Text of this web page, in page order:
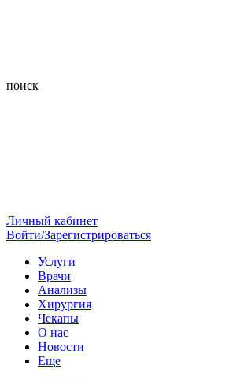
поиск
Личный кабинет
Войти/Зарегистрироваться
Услуги
Врачи
Анализы
Хирургия
Чекапы
О нас
Новости
Еще